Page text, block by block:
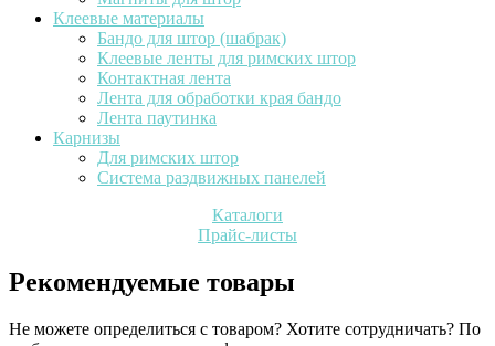
Клеевые материалы
Бандо для штор (шабрак)
Клеевые ленты для римских штор
Контактная лента
Лента для обработки края бандо
Лента паутинка
Карнизы
Для римских штор
Система раздвижных панелей
Каталоги
Прайс-листы
Рекомендуемые товары
Не можете определиться с товаром? Хотите сотрудничать? По